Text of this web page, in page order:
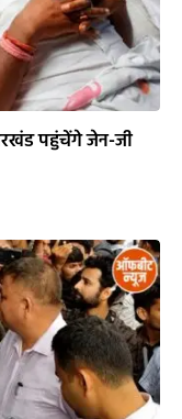
पहुंचेंगे जेन-जी